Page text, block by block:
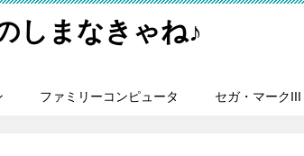
しまなきゃね♪
ファミリーコンピュータ セガ・マークIII